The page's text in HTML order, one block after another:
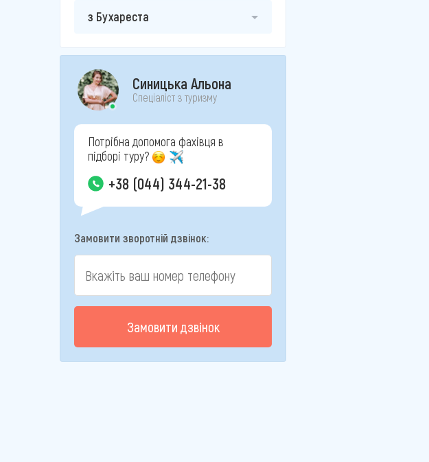
з Бухареста
Синицька Альона
Спеціаліст з туризму
Потрібна допомога фахівця в
підборі туру?
+38 (044) 344-21-38
Замовити зворотній дзвінок:
Замовити дзвінок